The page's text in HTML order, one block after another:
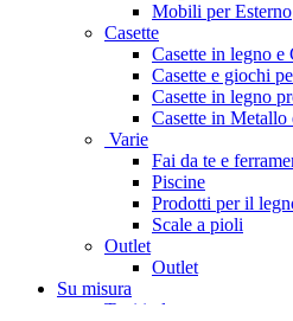
Mobili per Esterno
Casette
Casette in legno e
Casette e giochi
Casette in legno
Casette in Metallo
Varie
Fai da te e
Piscine
Prodotti per il
Scale a pioli
Outlet
Outlet
Su misura
Tetti in legno